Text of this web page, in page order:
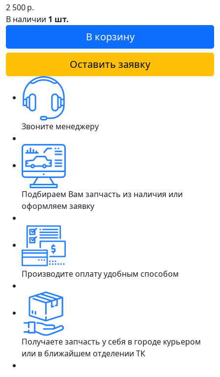
2 500р.
В наличии 1 шт.
В корзину
Оставить заявку
Звоните менеджеру
Подбираем Вам запчасть из наличия или
оформляем заявку
Производите оплату удобным способом
Получаете запчасть у себя в городе курьером
или в ближайшем отделении ТК